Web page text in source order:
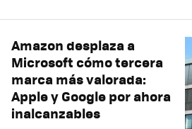
Amazon desplaza a
Microsoft cómo tercera
marca más valorada:
Apple y Google por ahora
inalcanzables